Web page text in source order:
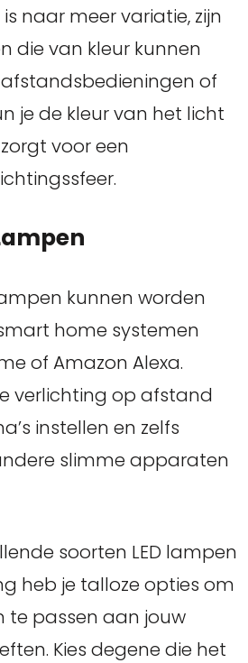
naar meer variatie, zijn
die van kleur kunnen
of
je de kleur van het licht
voor een
kunnen worden
home systemen
of Amazon Alexa.
verlichting op afstand
instellen en zelfs
slimme apparaten
soorten LED lampen
heb je talloze opties om
te passen aan jouw
Kies degene die het